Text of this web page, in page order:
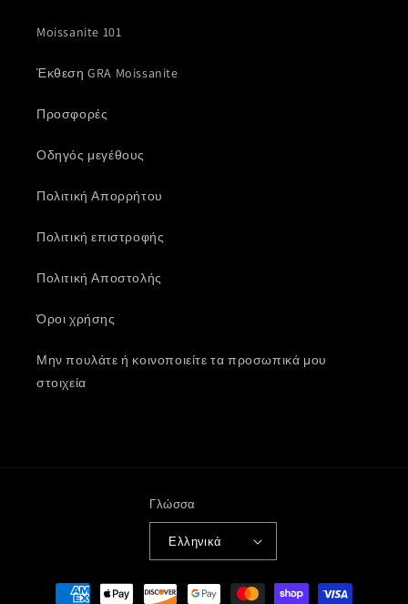
Moissanite 101
Έκθεση GRA Moissanite
Προσφορές
Οδηγός μεγέθους
Πολιτική Απορρήτου
Πολιτική επιστροφής
Πολιτική Αποστολής
Όροι χρήσης
Μην πουλάτε ή κοινοποιείτε τα προσωπικά μου
στοιχεία
Γλώσσα
Ελληνικά
Μέθοδοι